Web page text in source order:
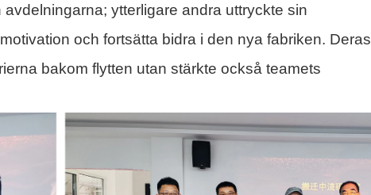
ytterligare andra uttryckte sin
och fortsätta bidra i den nya fabriken. Deras
bakom flytten utan stärkte också teamets